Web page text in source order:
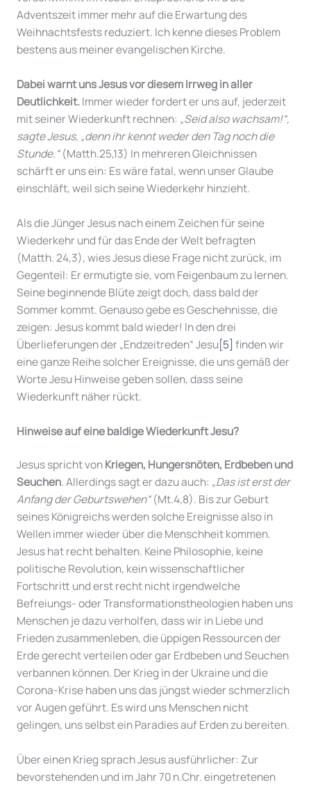
Adventszeit immer mehr auf die Erwartung des
Weihnachtsfests reduziert. Ich kenne dieses Problem
bestens aus meiner evangelischen Kirche.
Dabei warnt uns Jesus vor diesem Irrweg in aller
Deutlichkeit.Immer wieder fordert er uns auf, jederzeit
mit seiner Wiederkunft rechnen: „Seid also wachsam!“,
sagte Jesus, „denn ihr kennt weder den Tag noch die
Stunde.“(Matth.25,13) In mehreren Gleichnissen
schärft er uns ein: Es wäre fatal, wenn unser Glaube
einschläft, weil sich seine Wiederkehr hinzieht.
Als die Jünger Jesus nach einem Zeichen für seine
Wiederkehr und für das Ende der Welt befragten
(Matth. 24,3), wies Jesus diese Frage nicht zurück, im
Gegenteil: Er ermutigte sie, vom Feigenbaum zu lernen.
Seine beginnende Blüte zeigt doch, dass bald der
Sommer kommt. Genauso gebe es Geschehnisse, die
zeigen: Jesus kommt bald wieder! In den drei
Überlieferungen der „Endzeitreden“ Jesu[5] finden wir
eine ganze Reihe solcher Ereignisse, die uns gemäß der
Worte Jesu Hinweise geben sollen, dass seine
Wiederkunft näher rückt.
Hinweise auf eine baldige Wiederkunft Jesu?
Jesus spricht vonKriegen, Hungersnöten, Erdbeben und
Seuchen. Allerdings sagt er dazu auch: „Das ist erst der
Anfang der Geburtswehen“(Mt.4,8). Bis zur Geburt
seines Königreichs werden solche Ereignisse also in
Wellen immer wieder über die Menschheit kommen.
Jesus hat recht behalten. Keine Philosophie, keine
politische Revolution, kein wissenschaftlicher
Fortschritt und erst recht nicht irgendwelche
Befreiungs- oder Transformationstheologien haben uns
Menschen je dazu verholfen, dass wir in Liebe und
Frieden zusammenleben, die üppigen Ressourcen der
Erde gerecht verteilen oder gar Erdbeben und Seuchen
verbannen können. Der Krieg in der Ukraine und die
Corona-Krise haben uns das jüngst wieder schmerzlich
vor Augen geführt. Es wird uns Menschen nicht
gelingen, uns selbst ein Paradies auf Erden zu bereiten.
Über einen Krieg sprach Jesus ausführlicher: Zur
bevorstehenden und im Jahr 70 n.Chr. eingetretenen